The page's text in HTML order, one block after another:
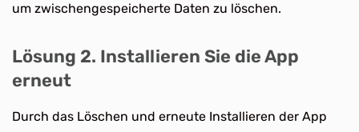
um zwischengespeicherte Daten zu löschen.
Lösung 2. Installieren Sie die App
erneut
Durch das Löschen und erneute Installieren der App